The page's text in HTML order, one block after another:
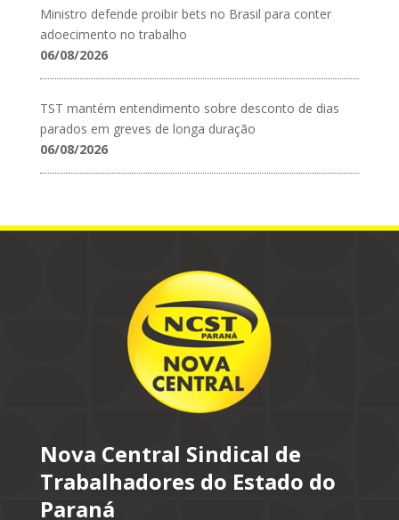
Ministro defende proibir bets no Brasil para conter
adoecimento no trabalho
06/08/2026
TST mantém entendimento sobre desconto de dias
parados em greves de longa duração
06/08/2026
Nova Central Sindical de
Trabalhadores do Estado do
Paraná